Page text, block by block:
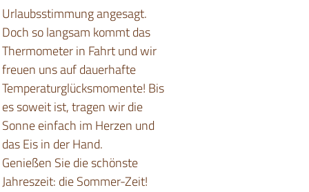
Urlaubsstimmung angesagt.
Doch so langsam kommt das
Thermometer in Fahrt und wir
freuen uns auf dauerhafte
Temperaturglücksmomente! Bis
es soweit ist, tragen wir die
Sonne einfach im Herzen und
das Eis in der Hand.
Genießen Sie die schönste
Jahreszeit: die Sommer-Zeit!